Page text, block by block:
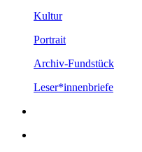
Kultur
Portrait
Archiv-Fundstück
Leser*innenbriefe